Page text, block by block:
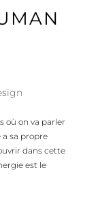
où on va parler
a sa propre
dans cette
est le